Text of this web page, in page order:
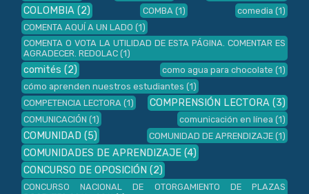
COLOMBIA (2) COMBA (1) comedia (1)
COMENTA AQUÍ A UN LADO (1)
COMENTA O VOTA LA UTILIDAD DE ESTA PÁGINA. COMENTAR ES
AGRADECER. REDOLAC (1)
comités (2) como agua para chocolate (1)
cómo aprenden nuestros estudiantes (1)
COMPETENCIA LECTORA (1) COMPRENSIÓN LECTORA (3)
COMUNICACIÓN (1) comunicación en línea (1)
COMUNIDAD (5) COMUNIDAD DE APRENDIZAJE (1)
COMUNIDADES DE APRENDIZAJE (4)
CONCURSO DE OPOSICIÓN (2)
CONCURSO NACIONAL DE OTORGAMIENTO DE PLAZAS